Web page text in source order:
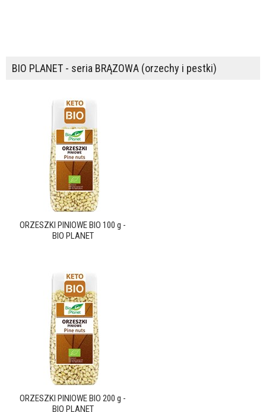
BIO PLANET - seria BRĄZOWA (orzechy i pestki)
ORZESZKI PINIOWE BIO 100 g -
BIO PLANET
ORZESZKI PINIOWE BIO 200 g -
BIO PLANET